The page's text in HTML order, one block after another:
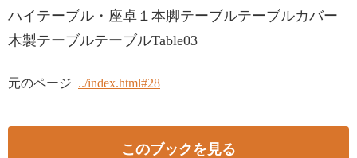
ハイテーブル・座卓１本脚テーブルテーブルカバー
木製テーブルテーブルTable03
元のページ ../index.html#28
このブックを見る